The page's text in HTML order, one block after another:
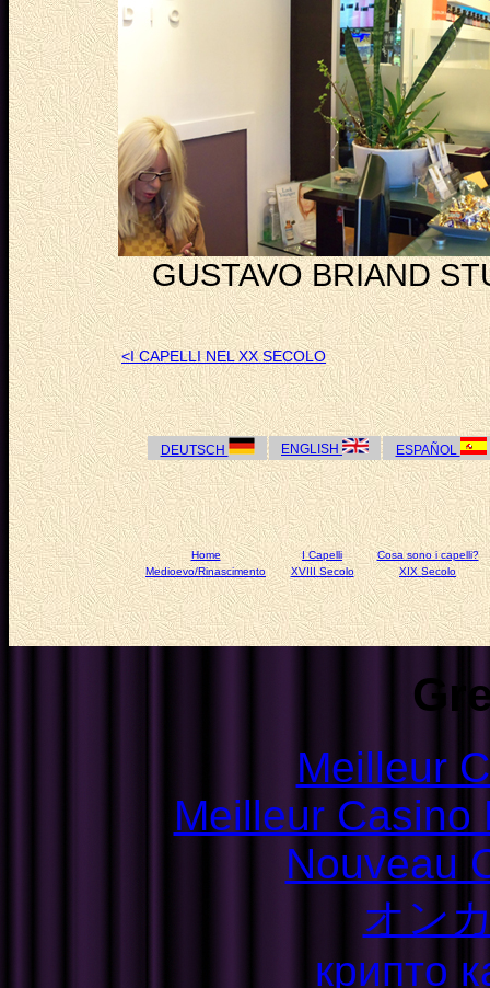
GUSTAVO BRIAND
<I CAPELLI NEL XX SECOLO
DEUTSCH ENGLISH ESPAÑOL
Home I Capelli
Cosa sono i capelli?
Medioevo/Rinascimento
XVIII Secolo XIX Secolo
Meilleur
Meilleur Casino
Nouveau
オン
крипто